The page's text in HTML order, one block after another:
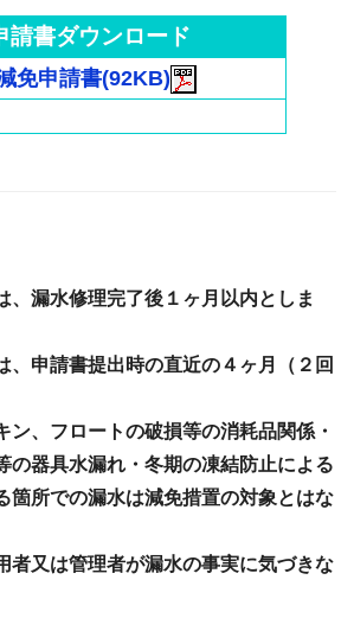
請書ダウンロード
免申請書(92KB)
、漏水修理完了後１ヶ月以内としま
、申請書提出時の直近の４ヶ月（２回
ン、フロートの破損等の消耗品関係・
の器具水漏れ・冬期の凍結防止による
箇所での漏水は減免措置の対象とはな
者又は管理者が漏水の事実に気づきな